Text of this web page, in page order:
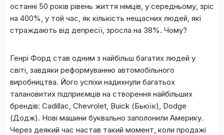
останні 50 років рівень життя німців, у середньому, зріс
на 400%, у той час, як кількість нещасних людей, які
страждають від депресії, зросла на 38%. Чому?
Генрі Форд став одним з найбільш багатих людей у
світі, завдяки реформуванню автомобільного
виробництва. Його успіхи надихнули багатьох
талановитих підприємців на створення найбільших
брендів: Cadillac, Chevrolet, Buick (Бьюїк), Dodge
(Додж). Нові машини буквально заполонили Америку.
Через деякий час настав такий момент, коли продажі